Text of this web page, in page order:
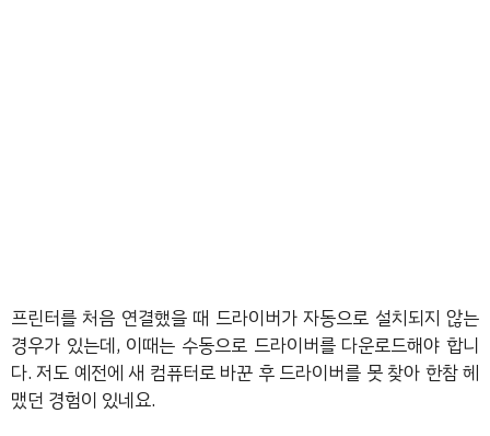
프린터를 처음 연결했을 때 드라이버가 자동으로 설치되지 않는
경우가 있는데, 이때는 수동으로 드라이버를 다운로드해야 합니
다. 저도 예전에 새 컴퓨터로 바꾼 후 드라이버를 못 찾아 한참 헤
맸던 경험이 있네요.